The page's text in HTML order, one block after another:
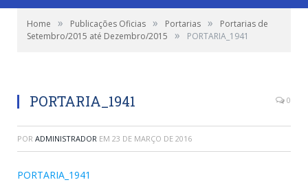
Home » Publicações Oficias » Portarias »
Portarias de
Setembro/2015 até Dezembro/2015
» PORTARIA_1941
PORTARIA_1941 0
POR ADMINISTRADOR EM 23 DE MARÇO DE 2016
PORTARIA_1941